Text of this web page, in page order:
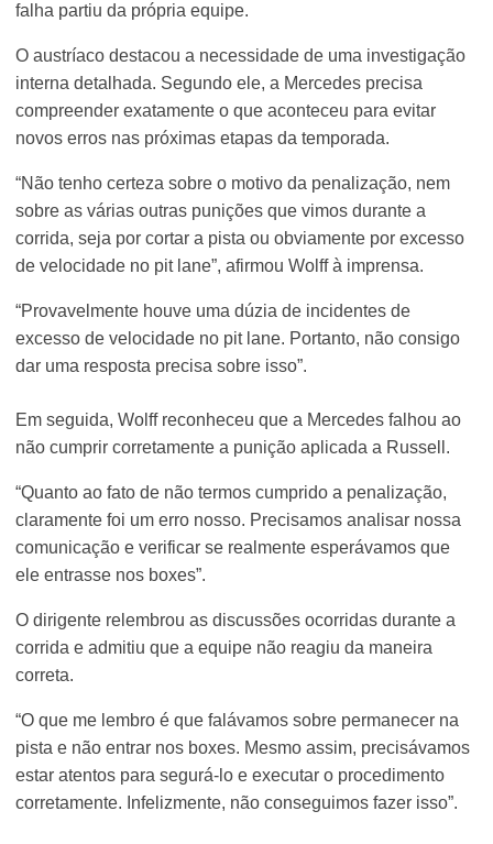
falha partiu da própria equipe.
O austríaco destacou a necessidade de uma investigação
interna detalhada. Segundo ele, a Mercedes precisa
compreender exatamente o que aconteceu para evitar
novos erros nas próximas etapas da temporada.
“Não tenho certeza sobre o motivo da penalização, nem
sobre as várias outras punições que vimos durante a
corrida, seja por cortar a pista ou obviamente por excesso
de velocidade no pit lane”, afirmou Wolff à imprensa.
“Provavelmente houve uma dúzia de incidentes de
excesso de velocidade no pit lane. Portanto, não consigo
dar uma resposta precisa sobre isso”.
Em seguida, Wolff reconheceu que a Mercedes falhou ao
não cumprir corretamente a punição aplicada a Russell.
“Quanto ao fato de não termos cumprido a penalização,
claramente foi um erro nosso. Precisamos analisar nossa
comunicação e verificar se realmente esperávamos que
ele entrasse nos boxes”.
O dirigente relembrou as discussões ocorridas durante a
corrida e admitiu que a equipe não reagiu da maneira
correta.
“O que me lembro é que falávamos sobre permanecer na
pista e não entrar nos boxes. Mesmo assim, precisávamos
estar atentos para segurá-lo e executar o procedimento
corretamente. Infelizmente, não conseguimos fazer isso”.